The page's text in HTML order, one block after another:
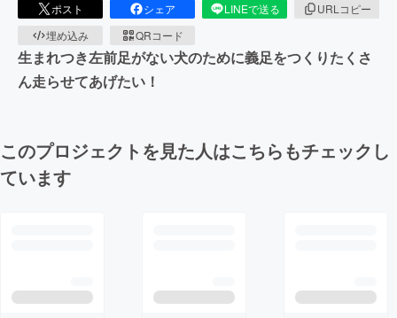
ポスト シェア LINEで送る
URLコピー
埋め込み
QRコード
生まれつき左前足がない犬のために義足をつくりたくさ
ん走らせてあげたい！
このプロジェクトを見た人はこちらもチェックし
ています